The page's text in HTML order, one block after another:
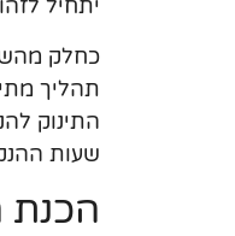
יתחיל
כחלק
תהליך
התינוק
שעות
הכנת